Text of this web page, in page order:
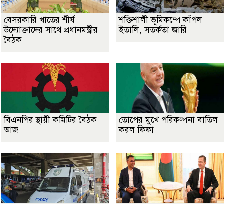
বেসরকারি খাতের শীর্ষ
উদ্যোক্তাদের সাথে প্রধানমন্ত্রীর
বৈঠক
শক্তিশালী ভূমিকম্পে কাঁপল
ইতালি, সতর্কতা জারি
বিএনপির স্থায়ী কমিটির বৈঠক
আজ
তোপের মুখে পরিকল্পনা বাতিল
করল ফিফা